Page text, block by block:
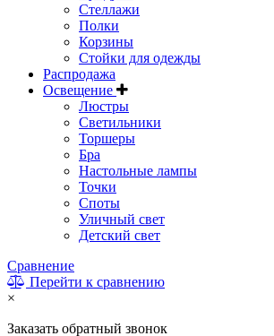
Стеллажи
Полки
Корзины
Стойки для одежды
Распродажа
Освещение
Люстры
Светильники
Торшеры
Бра
Настольные лампы
Точки
Споты
Уличный свет
Детский свет
Сравнение
Перейти к сравнению
×
Заказать обратный звонок